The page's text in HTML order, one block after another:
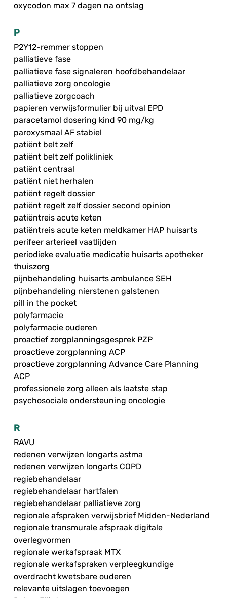
oxycodon max 7 dagen na ontslag
P
P2Y12-remmer stoppen
palliatieve fase
palliatieve fase signaleren hoofdbehandelaar
palliatieve zorg oncologie
palliatieve zorgcoach
papieren verwijsformulier bij uitval EPD
paracetamol dosering kind 90 mg/kg
paroxysmaal AF stabiel
patiënt belt zelf
patiënt belt zelf polikliniek
patiënt centraal
patiënt niet herhalen
patiënt regelt dossier
patiënt regelt zelf dossier second opinion
patiëntreis acute keten
patiëntreis acute keten meldkamer HAP huisarts
perifeer arterieel vaatlijden
periodieke evaluatie medicatie huisarts apotheker
thuiszorg
pijnbehandeling huisarts ambulance SEH
pijnbehandeling nierstenen galstenen
pill in the pocket
polyfarmacie
polyfarmacie ouderen
proactief zorgplanningsgesprek PZP
proactieve zorgplanning ACP
proactieve zorgplanning Advance Care Planning
ACP
professionele zorg alleen als laatste stap
psychosociale ondersteuning oncologie
R
RAVU
redenen verwijzen longarts astma
redenen verwijzen longarts COPD
regiebehandelaar
regiebehandelaar hartfalen
regiebehandelaar palliatieve zorg
regionale afspraken verwijsbrief Midden-Nederland
regionale transmurale afspraak digitale
overlegvormen
regionale werkafspraak MTX
regionale werkafspraken verpleegkundige
overdracht kwetsbare ouderen
relevante uitslagen toevoegen